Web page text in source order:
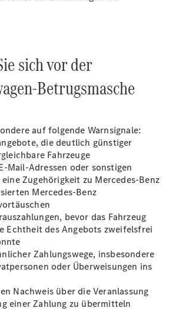
&
sich vor der
Betrugsmasche
auf folgende Warnsignale:
die deutlich günstiger
Fahrzeuge
Mail-Adressen oder sonstigen
Zugehörigkeit zu Mercedes-Benz
Mercedes-Benz
bevor das Fahrzeug
Echtheit des Angebots zweifelsfrei
Zahlungswege, insbesondere
oder Überweisungen ins
Nachweis über die Veranlassung
einer Zahlung zu übermitteln